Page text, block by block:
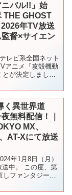
バル!!」始
THE GHOST
年TV放送
督×サイエン
レビ系全国ネット
アニメ『攻殻機動
が決定しまし
く異世界道
無料配信！｜
MX、
AT-Xにて放送
年1月8日（月）
中。 この度、第
ファンタジー第